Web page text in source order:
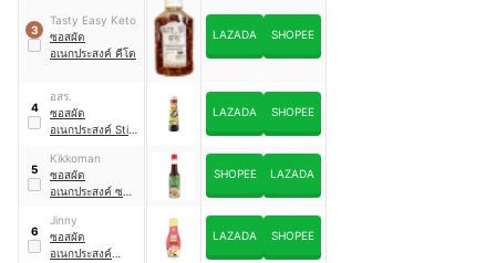
3
Tasty Easy Keto
ซอสผัด
อเนกประสงค์ คีโต
LAZADA SHOPEE
4
อสร.
ซอสผัด
อเนกประสงค์ Stir
LAZADA SHOPEE
5
Kikkoman
ซอสผัด
อเนกประสงค์ ซอส
SHOPEE LAZADA
6
Jinny
ซอสผัด
อเนกประสงค์
LAZADA SHOPEE